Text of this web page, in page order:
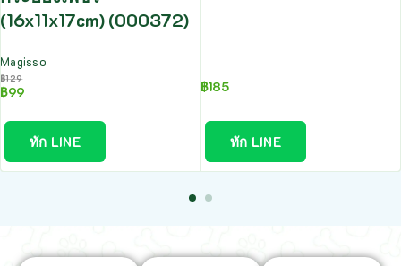
(16x11x17cm) (000372)
Magisso
฿129
฿99
ทัก LINE
฿185
ทัก LINE